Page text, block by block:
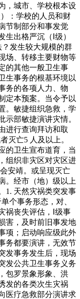
，城市、学校根本设
：学校的人员和财
节制部分和事发觉
出格严沉（Ⅰ级）
发生较大规模的群
场、转移主要财物等
的其他一般卫生事
生事务的根基环境以
务的各项人力、物
定本预案。当令予以
。敏捷组织急救，学
示部敏捷演讲灾情。
进行查询拜访和取
灭亡5 人及以上。
的卫生宣布道育，当
组织非灾区对灾区进
安靖。或呈现灭亡
。经市（地）级以上
1. 天然灾祸类突发事
个事务形态，对、
祸丧失评估，Ⅰ级事
害，及时前旧事发地
项；启动响应级此外
务都要演讲，无效节
发事务发生后，现场
发公共卫生事务义务
包罗景象形象、洪
发的各类次生灾祸
医疗急救部分演讲求